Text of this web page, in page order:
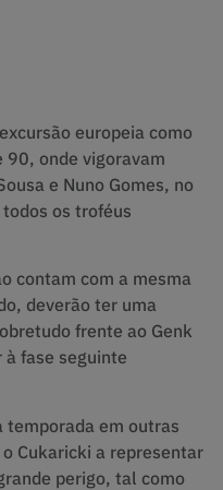
europeia como
90, onde vigoravam
e Nuno Gomes, no
os troféus
contam com a mesma
deverão ter uma
frente ao Genk
à fase seguinte
temporada em outras
Cukaricki a representar
perigo, tal como